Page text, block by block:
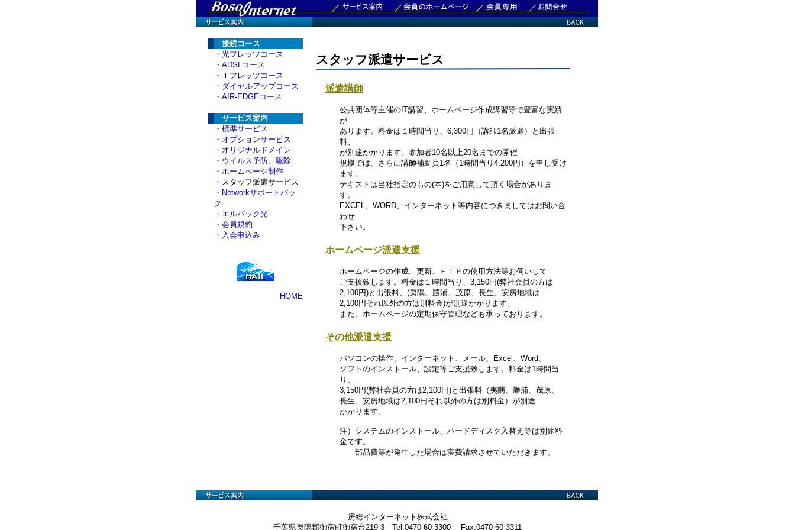
接続コース
・ 光フレッツコース
・ ADSLコース
・
Ｉフレッツコース
・ ダイヤルアップコース
・ AIR-EDGEコース
サービス案内
・ 標準サービス
・ オプションサービス
・ オリジナルドメイン
・ ウイルス予防、駆除
・ ホームページ制作
・スタッフ派遣サービス
・ Networkサポートパッ
ク
・ エルパック光
・ 会員規約
・ 入会申込み
HOME
スタッフ派遣サービス
派遣講師
公共団体等主催のIT講習、ホームページ作成講習等で豊富な実績
が
あります。料金は１時間当り、6,300円（講師1名派遣）と出張
料、
が別途かかります。参加者10名以上20名までの開催
規模では、さらに講師補助員1名（1時間当り4,200円）を申し受け
ます。
テキストは当社指定のもの(本)をご用意して頂く場合がありま
す。
EXCEL、WORD、インターネット等内容につきましてはお問い合
わせ
下さい。
ホームページ派遣支援
ホームページの作成、更新、ＦＴＰの使用方法等お伺いして
ご支援致します。料金は１時間当り、3,150円(弊社会員の方は
2,100円)と出張料、(夷隅、勝浦、茂原、長生、安房地域は
2,100円それ以外の方は別料金)が別途かかります。
また、ホームページの定期保守管理なども承っております。
その他派遣支援
パソコンの操作、インターネット、メール、Excel、Word、
ソフトのインストール、設定等ご支援致します。料金は1時間当
り、
3,150円(弊社会員の方は2,100円)と出張料（夷隅、勝浦、茂原、
長生、安房地域は2,100円それ以外の方は別料金）が別途
かかります。
注）システムのインストール、ハードディスク入替え等は別途料
金です。
部品費等が発生した場合は実費請求させていただきます。
房総インターネット株式会社
千葉県夷隅郡御宿町御宿台219-3 Tel:0470-60-3300 Fax:0470-60-3311